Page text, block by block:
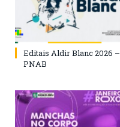
Editais Aldir Blanc 2026 –
PNAB